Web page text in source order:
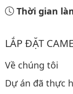
Thời gian
LẮP ĐẶT
Về chúng tôi
Dự án đã thực